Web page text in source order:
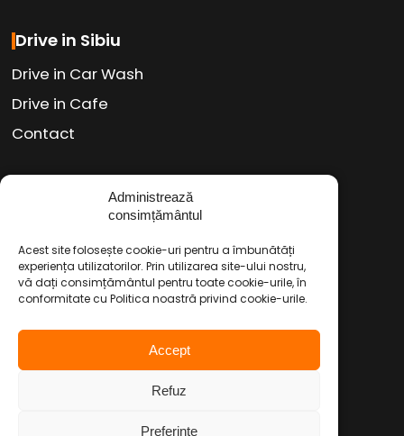
Administrează
consimțământul
Acest site folosește cookie-uri pentru a îmbunătăți
experiența utilizatorilor. Prin utilizarea site-ului nostru,
vă dați consimțământul pentru toate cookie-urile, în
conformitate cu Politica noastră privind cookie-urile.
Accept
Refuz
Preferinte
Drive in Sibiu
Drive in Car Wash
Drive in Cafe
Contact
Social Media
Youtube/WhatsApp/LinkedIn
Politica de Confidențialitate
Condiții Service Auto